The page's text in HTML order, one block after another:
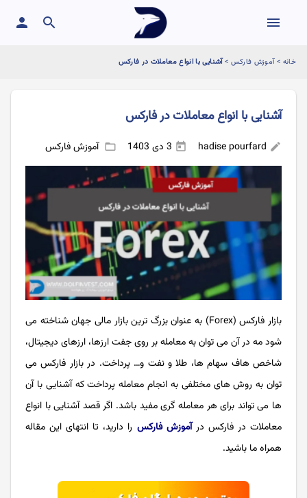
menu
search
person
خانه >آموزش فارکس >آشنایی با انواع معاملات در فارکس
آشنایی با انواع معاملات در فارکس
edit
today
folder_open آموزش فارکس
بازار فارکس (Forex) به عنوان بزرگ ترین بازار مالی جهان شناخته می
شود مه در آن می توان به معامله بر روی جفت ارزها، ارزهای دیجیتال،
شاخص هاف سهام ها، طلا و نفت و… پرداخت. در بازار فارکس می
توان به روش های مختلفی به انجام معامله پرداخت که آشنایی با آن
ها می تواند برای هر معامله گری مفید باشد. اگر قصد آشنایی با انواع
معاملات در فارکس درآموزش فارکس را دارید، تا انتهای این مقاله
همراه ما باشید.